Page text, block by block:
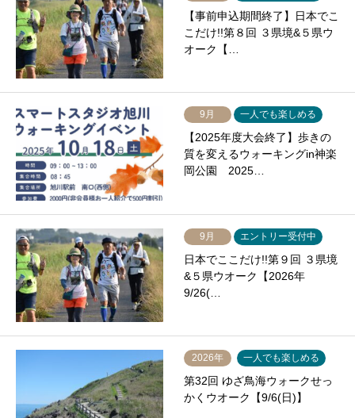
【事前申込期間終了】日本でこ
こだけ!!第８回 ３県境&５県ウ
オーク【…
9月 一人でも楽しめる
【2025年度大会終了】歩きの
質を変えるウォーキングin神楽
岡公園 2025…
9月 エントリー受付中
日本でここだけ!!第９回 ３県境
&５県ウオーク【2026年
9/26(…
2026年 一人でも楽しめる
第32回 ゆざ鳥海ウォークせっ
かくウオーク【9/6(日)】